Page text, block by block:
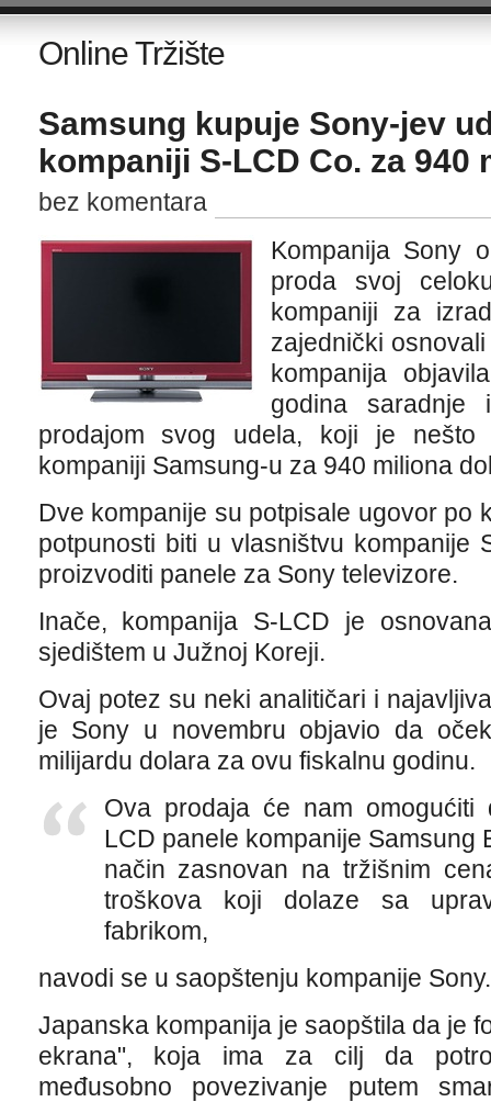
Online Tržište
Samsung kupuje Sony-jev
kompaniji S-LCD Co. za 940
bez komentara
Kompanija Sony
proda svoj
kompaniji za
zajednički
kompanija
godina saradnje
prodajom svog udela, koji je nešto
kompaniji Samsung-u za 940 miliona
Dve kompanije su potpisale ugovor po
potpunosti biti u vlasništvu kompanije
proizvoditi panele za Sony televizore.
Inače, kompanija S-LCD je
sjedištem u Južnoj Koreji.
Ovaj potez su neki analitičari i
je Sony u novembru objavio da
milijardu dolara za ovu fiskalnu godinu.
Ova prodaja će nam omogućiti
LCD panele kompanije Samsung
način zasnovan na tržišnim
troškova koji dolaze sa
fabrikom,
navodi se u saopštenju kompanije Sony.
Japanska kompanija je saopštila da je
ekrana", koja ima za cilj da
međusobno povezivanje putem